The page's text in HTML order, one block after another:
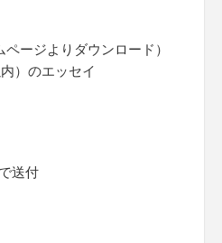
ージよりダウンロード）
）のエッセイ
送付